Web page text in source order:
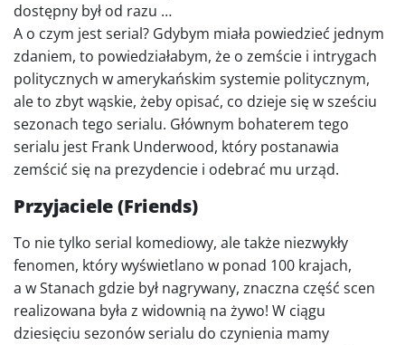
dostępny był od razu …
A o czym jest serial? Gdybym miała powiedzieć jednym
zdaniem, to powiedziałabym, że o zemście i intrygach
politycznych w amerykańskim systemie politycznym,
ale to zbyt wąskie, żeby opisać, co dzieje się w sześciu
sezonach tego serialu. Głównym bohaterem tego
serialu jest Frank Underwood, który postanawia
zemścić się na prezydencie i odebrać mu urząd.
Przyjaciele (Friends)
To nie tylko serial komediowy, ale także niezwykły
fenomen, który wyświetlano w ponad 100 krajach,
a w Stanach gdzie był nagrywany, znaczna część scen
realizowana była z widownią na żywo! W ciągu
dziesięciu sezonów serialu do czynienia mamy